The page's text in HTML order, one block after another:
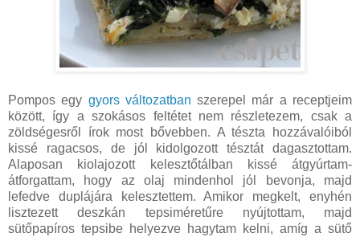
Pompos egy gyors változatban szerepel már a receptjeim
között, így a szokásos feltétet nem részletezem, csak a
zöldségesről írok most bővebben. A tészta hozzávalóiból
kissé ragacsos, de jól kidolgozott tésztát dagasztottam.
Alaposan kiolajozott kelesztőtálban kissé átgyúrtam-
átforgattam, hogy az olaj mindenhol jól bevonja, majd
lefedve duplájára kelesztettem. Amikor megkelt, enyhén
lisztezett deszkán tepsiméretűre nyújtottam, majd
sütőpapíros tepsibe helyezve hagytam kelni, amíg a sütő